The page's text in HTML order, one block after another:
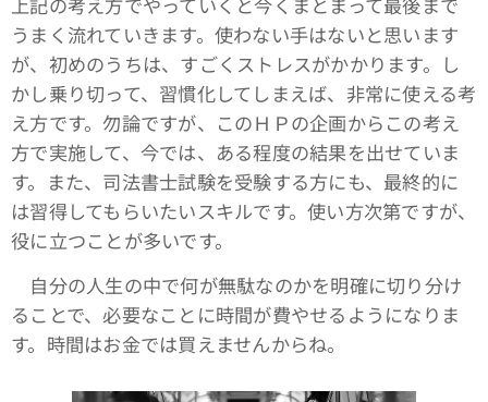
うまく流れていきます。使わない手はないと思います
が、初めのうちは、すごくストレスがかかります。し
かし乗り切って、習慣化してしまえば、非常に使える考
え方です。勿論ですが、このＨＰの企画からこの考え
方で実施して、今では、ある程度の結果を出せていま
す。また、司法書士試験を受験する方にも、最終的に
は習得してもらいたいスキルです。使い方次第ですが、
役に立つことが多いです。
自分の人生の中で何が無駄なのかを明確に切り分け
ることで、必要なことに時間が費やせるようになりま
す。時間はお金では買えませんからね。